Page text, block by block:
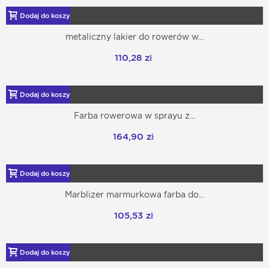
Dodaj do koszyka
metaliczny lakier do rowerów w...
110,28 zł
Dodaj do koszyka
Farba rowerowa w sprayu z...
164,90 zł
Dodaj do koszyka
Marblizer marmurkowa farba do...
105,53 zł
Dodaj do koszyka